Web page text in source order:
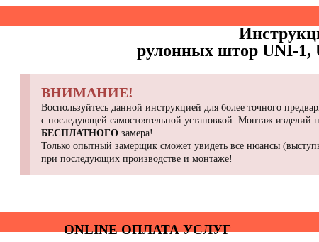
рулонных штор UNI-1,
ВНИМАНИЕ!
Воспользуйтесь данной инструкцией для более точного
с последующей самостоятельной установкой. Монтаж
БЕСПЛАТНОГО замера!
Только опытный замерщик сможет увидеть все нюансы
при последующих производстве и монтаже!
ONLINE ОПЛАТА УСЛУГ